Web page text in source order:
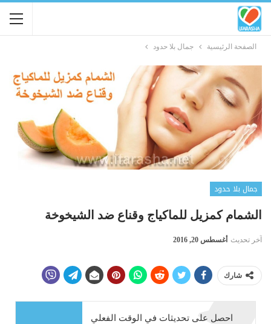
الصفحة الرئيسية جمال بلا حدود
جمال بلا حدود
الشمام كمزيل للماكياج وقناع ضد الشيخوخة
آخر تحديث أغسطس 20, 2016
شارك
احصل على تحديثات في الوقت الفعلي